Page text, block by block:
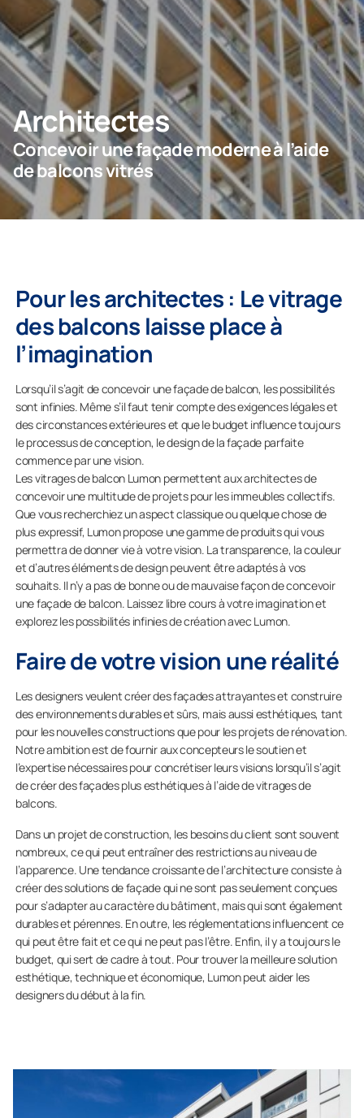
Particulier
Entreprise
NOUS CONTACTER
Architectes
Concevoir une façade moderne à l’aide
de balcons vitrés
Pour les architectes : Le vitrage
des balcons laisse place à
l’imagination
Lorsqu’il s’agit de concevoir une façade de balcon, les possibilités
sont infinies. Même s’il faut tenir compte des exigences légales et
des circonstances extérieures et que le budget influence toujours
le processus de conception, le design de la façade parfaite
commence par une vision.
Les vitrages de balcon Lumon permettent aux architectes de
concevoir une multitude de projets pour les immeubles collectifs.
Que vous recherchiez un aspect classique ou quelque chose de
plus expressif, Lumon propose une gamme de produits qui vous
permettra de donner vie à votre vision. La transparence, la couleur
et d’autres éléments de design peuvent être adaptés à vos
souhaits. Il n’y a pas de bonne ou de mauvaise façon de concevoir
une façade de balcon. Laissez libre cours à votre imagination et
explorez les possibilités infinies de création avec Lumon.
Faire de votre vision une réalité
Les designers veulent créer des façades attrayantes et construire
des environnements durables et sûrs, mais aussi esthétiques, tant
pour les nouvelles constructions que pour les projets de rénovation.
Notre ambition est de fournir aux concepteurs le soutien et
l’expertise nécessaires pour concrétiser leurs visions lorsqu’il s’agit
de créer des façades plus esthétiques à l’aide de vitrages de
balcons.
Dans un projet de construction, les besoins du client sont souvent
nombreux, ce qui peut entraîner des restrictions au niveau de
l’apparence. Une tendance croissante de l’architecture consiste à
créer des solutions de façade qui ne sont pas seulement conçues
pour s’adapter au caractère du bâtiment, mais qui sont également
durables et pérennes. En outre, les réglementations influencent ce
qui peut être fait et ce qui ne peut pas l’être. Enfin, il y a toujours le
budget, qui sert de cadre à tout. Pour trouver la meilleure solution
esthétique, technique et économique, Lumon peut aider les
designers du début à la fin.